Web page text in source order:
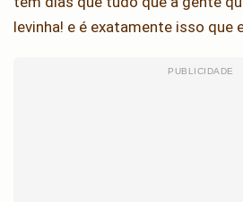
levinha! e é exatamente isso que